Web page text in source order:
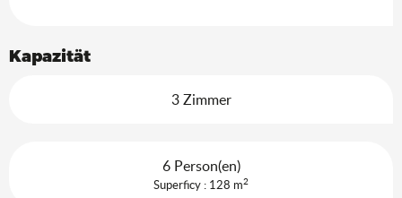
Kapazität
3 Zimmer
6 Person(en)
Superficy : 128 m2